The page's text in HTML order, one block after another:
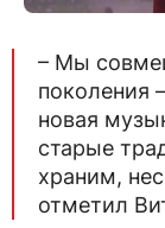
– Мы
поколения
новая
старые
храним,
отметил